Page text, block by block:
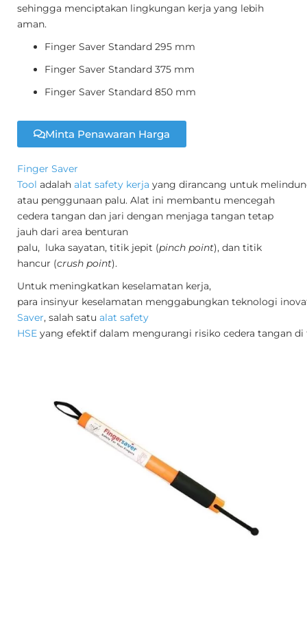
sehingga menciptakan lingkungan kerja yang lebih
aman.
Finger Saver Standard 295 mm
Finger Saver Standard 375 mm
Finger Saver Standard 850 mm
Minta Penawaran Harga
Finger Saver
Tool adalah alat safety kerja yang dirancang untuk
atau penggunaan palu. Alat ini membantu mencegah
cedera tangan dan jari dengan menjaga tangan tetap
jauh dari area benturan
palu, luka sayatan, titik jepit (pinch point), dan titik
hancur (crush point).
Untuk meningkatkan keselamatan kerja,
para insinyur keselamatan menggabungkan teknologi
Saver, salah satu alat safety
HSE yang efektif dalam mengurangi risiko cedera tangan di